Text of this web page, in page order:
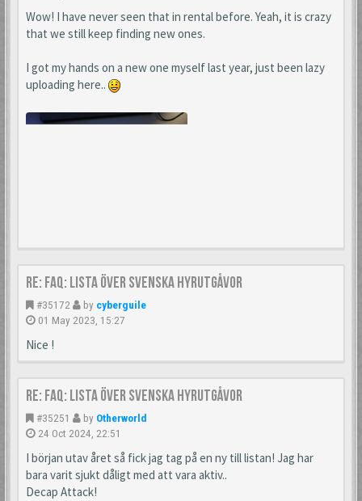
Wow! I have never seen that in rental before. Yeah, it is crazy
that we still keep finding new ones.
I got my hands on a new one myself last year, just been lazy
uploading here..
Re: FAQ: Lista över svenska hyrutgåvor
#35172 by cyberguile
01 May 2023, 15:27
Nice !
Re: FAQ: Lista över svenska hyrutgåvor
#35251 by Otherworld
24 Oct 2024, 22:51
I början utav året så fick jag tag på en ny till listan! Jag har
bara varit sjukt dåligt med att vara aktiv..
Decap Attack!